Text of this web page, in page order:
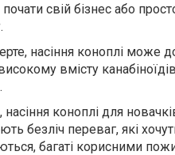
почати свій бізнес або
насіння коноплі може
вмісту
насіння коноплі для
безліч переваг, які
багаті корисними